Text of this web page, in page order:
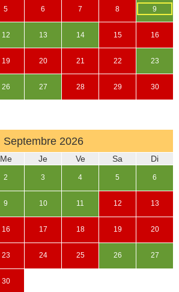
5 6 7 8 9
12 13 14 15 16
19 20 21 22 23
26 27 28 29 30
Septembre 2026
Me Je Ve Sa Di
2 3 4 5 6
9 10 11 12 13
16 17 18 19 20
23 24 25 26 27
30